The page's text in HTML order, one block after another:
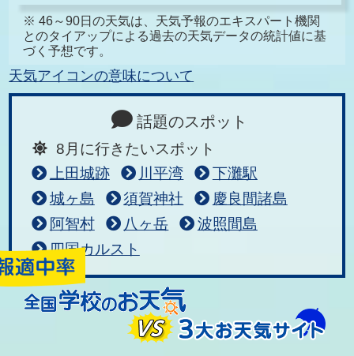
※ 46～90日の天気は、天気予報のエキスパート機関
とのタイアップによる過去の天気データの統計値に基
づく予想です。
天気アイコンの意味について
話題のスポット
8月に行きたいスポット
上田城跡
川平湾
下灘駅
城ヶ島
須賀神社
慶良間諸島
阿智村
八ヶ岳
波照間島
四国カルスト